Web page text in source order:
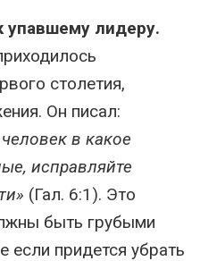
упавшему лидеру.
столетия,
Он писал:
в какое
исправляйте
(Гал. 6:1). Это
быть грубыми
если придется убрать